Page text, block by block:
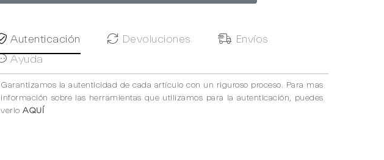
Autenticación Devoluciones
Envíos
Ayuda
Garantizamos la autenticidad de cada artículo con un riguroso proceso. Para mas
información sobre las herramientas que utilizamos para la autenticación, puedes
verlo AQUÍ